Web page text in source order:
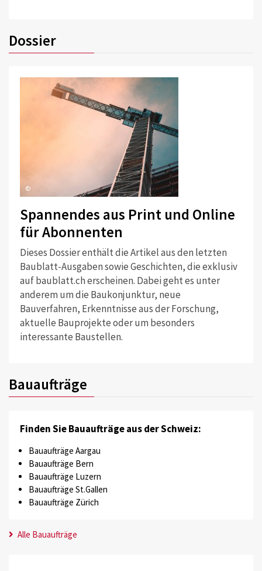
Dossier
©
Spannendes aus Print und Online
für Abonnenten
Dieses Dossier enthält die Artikel aus den letzten
Baublatt-Ausgaben sowie Geschichten, die exklusiv
auf baublatt.ch erscheinen. Dabei geht es unter
anderem um die Baukonjunktur, neue
Bauverfahren, Erkenntnisse aus der Forschung,
aktuelle Bauprojekte oder um besonders
interessante Baustellen.
Bauaufträge
Finden Sie Bauaufträge aus der Schweiz:
Bauaufträge Aargau
Bauaufträge Bern
Bauaufträge Luzern
Bauaufträge St.Gallen
Bauaufträge Zürich
Alle Bauaufträge